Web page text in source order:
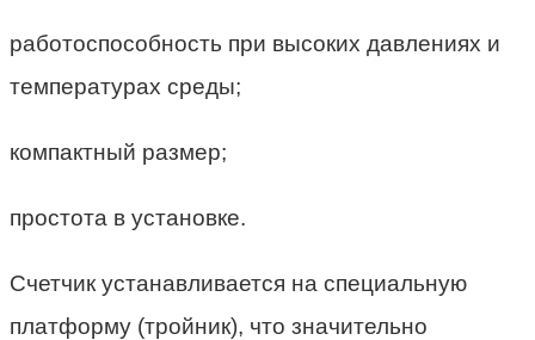
работоспособность при высоких давлениях и
температурах среды;
компактный размер;
простота в установке.
Счетчик устанавливается на специальную
платформу (тройник), что значительно